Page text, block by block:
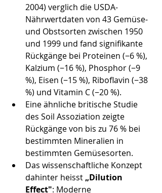
2004) verglich die USDA-
Nährwertdaten von 43 Gemüse-
und Obstsorten zwischen 1950
und 1999 und fand signifikante
Rückgänge bei Proteinen (−6 %),
Kalzium (−16 %), Phosphor (−9
%), Eisen (−15 %), Riboflavin (−38
%) und Vitamin C (−20 %).
Eine ähnliche britische Studie
des Soil Assoziation zeigte
Rückgänge von bis zu 76 % bei
bestimmten Mineralien in
bestimmten Gemüsesorten.
Das wissenschaftliche Konzept
dahinter heisst „Dilution
Effect": Moderne